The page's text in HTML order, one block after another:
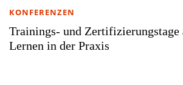
Trainings- und Zertifizierungstage
Lernen in der Praxis
KONFERENZEN